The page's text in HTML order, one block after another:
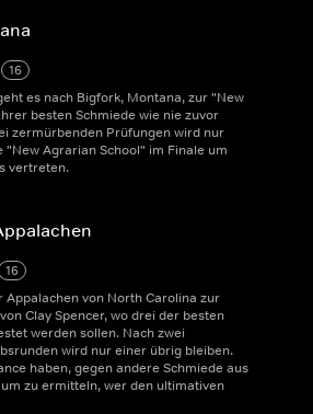
16
es nach Bigfork, Montana, zur "New
besten Schmiede wie nie zuvor
zermürbenden Prüfungen wird nur
Agrarian School" im Finale um
vertreten.
16
Appalachen von North Carolina zur
Clay Spencer, wo drei der besten
werden sollen. Nach zwei
wird nur einer übrig bleiben.
haben, gegen andere Schmiede aus
zu ermitteln, wer den ultimativen